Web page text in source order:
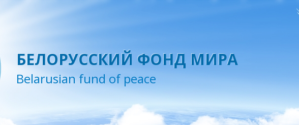
БЕЛОРУССКИЙ ФОНД МИРА
Belarusian fund of peace